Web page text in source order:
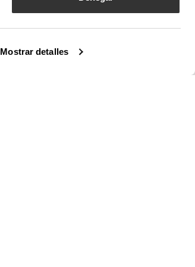
Mostrar detalles